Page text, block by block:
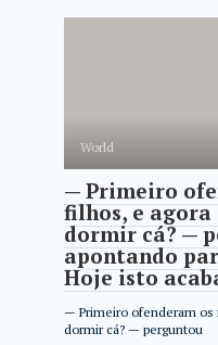
World
— Primeiro
filhos, e
dormir cá? —
apontando
Hoje isto
— Primeiro ofenderam os
dormir cá? — perguntou